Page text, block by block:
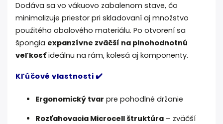
Dodáva sa vo vákuovo zabalenom stave, čo
minimalizuje priestor pri skladovaní aj množstvo
použitého obalového materiálu. Po otvorení sa
špongia expanzívne zväčší na plnohodnotnú
veľkosťideálnu na rám, kolesá aj komponenty.
Kľúčové vlastnosti ✔️
Ergonomický tvar pre pohodlné držanie
Rozťahovacia Microcell štruktúra – zväčší